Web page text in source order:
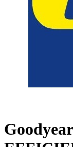
Goodyear